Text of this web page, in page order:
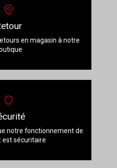
en magasin à notre
notre fonctionnement de
est sécuritaire